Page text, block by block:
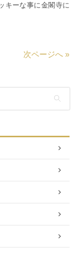
キーな事に金閣寺に
次ページへ »